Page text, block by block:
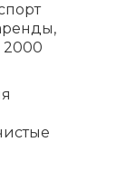
2000